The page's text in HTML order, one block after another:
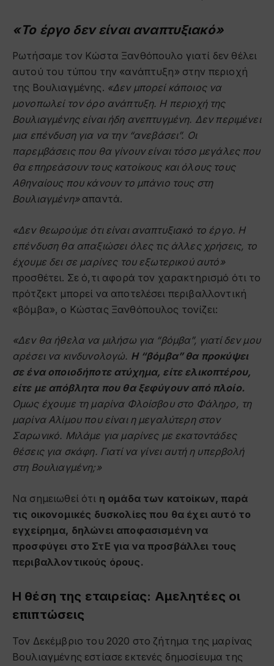
«Το έργο δεν είναι αναπτυξιακό»
Ρωτήσαμε τον Κώστα Ξανθόπουλο γιατί δεν θέλει
αυτού του τύπου την «ανάπτυξη» στην περιοχή
της Βουλιαγμένης. «Δεν μπορεί κάποιος να
μονοπωλεί τον όρο ανάπτυξη. Η περιοχή της
Βουλιαγμένης είναι ήδη ανεπτυγμένη. Δεν περιμένει
μια επένδυση για να την “ανεβάσει”. Οι
παρεμβάσεις που θα γίνουν είναι τόσο μεγάλες που
θα επηρεάσουν τους κατοίκους και όλους τους
Αθηναίους που κάνουν το μπάνιο τους στη
Βουλιαγμένη»απαντά.
«Δεν θεωρούμε ότι είναι αναπτυξιακό το έργο. Η
επένδυση θα απαξιώσει όλες τις άλλες χρήσεις, το
έχουμε δει σε μαρίνες του εξωτερικού αυτό»
προσθέτει. Σε ό,τι αφορά τον χαρακτηρισμό ότι το
πρότζεκτ μπορεί να αποτελέσει περιβαλλοντική
«βόμβα», ο Κώστας Ξανθόπουλος τονίζει:
«Δεν θα ήθελα να μιλήσω για “βόμβα”, γιατί δεν μου
αρέσει να κινδυνολογώ. Η “βόμβα” θα προκύψει
σε ένα οποιοδήποτε ατύχημα, είτε ελικοπτέρου,
είτε με απόβλητα που θα ξεφύγουν από πλοίο.
Ομως έχουμε τη μαρίνα Φλοίσβου στο Φάληρο, τη
μαρίνα Αλίμου που είναι η μεγαλύτερη στον
Σαρωνικό. Μιλάμε για μαρίνες με εκατοντάδες
θέσεις για σκάφη. Γιατί να γίνει αυτή η υπερβολή
στη Βουλιαγμένη;»
Να σημειωθεί ότι η ομάδα των κατοίκων, παρά
τις οικονομικές δυσκολίες που θα έχει αυτό το
εγχείρημα, δηλώνει αποφασισμένη να
προσφύγει στο ΣτΕ για να προσβάλλει τους
περιβαλλοντικούς όρους.
Η θέση της εταιρείας: Αμελητέες οι
επιπτώσεις
Τον Δεκέμβριο του 2020 στο ζήτημα της μαρίνας
Βουλιαγμένης εστίασε εκτενές δημοσίευμα της